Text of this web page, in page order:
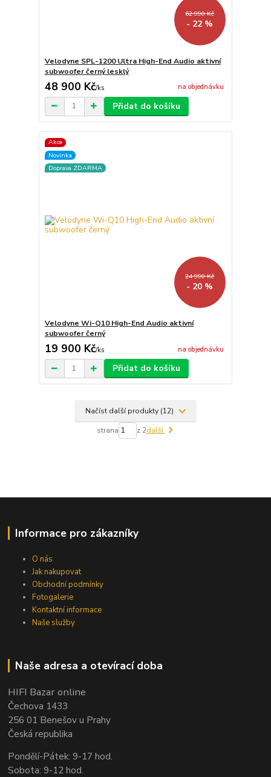
62 990 Kč
- 22 %
Velodyne SPL-1200 Ultra High-End Audio aktivní
subwoofer černý lesklý
48 900 Kč/ks na objednávku
Přidat do košíku
Akce
Novinka
Doprava ZDARMA
24 990 Kč
- 20 %
Velodyne Wi-Q10 High-End Audio aktivní
subwoofer černý
19 900 Kč/ks na objednávku
Přidat do košíku
Načíst další produkty (12)
strana z 2další
Informace pro zákazníky
O nás
Jak nakupovat
Obchodní podmínky
Fotogalerie
Kontaktní informace
Naše služby
Naše adresa a otevírací doba
HIFI Bazar online
Čechova 1433
256 01 Benešov u Prahy
Česká republika
Pondělí-Pátek: 9-17 hod.
Sobota: 9-12 hod.